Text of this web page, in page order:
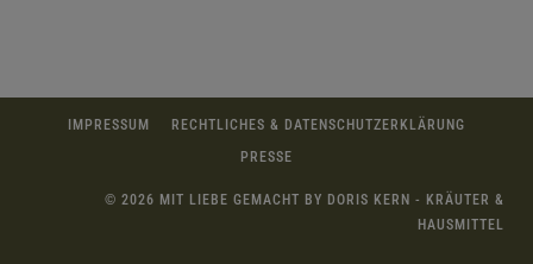
IMPRESSUM
RECHTLICHES & DATENSCHUTZERKLÄRUNG
PRESSE
© 2026 MIT LIEBE GEMACHT BY DORIS KERN - KRÄUTER &
HAUSMITTEL